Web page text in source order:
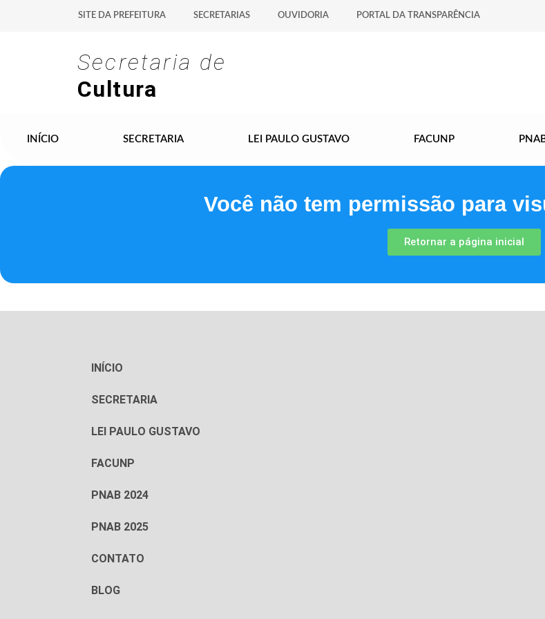
SITE DA PREFEITURA SECRETARIAS OUVIDORIA PORTAL DA TRANSPARÊNCIA
Secretaria de
Cultura
INÍCIO SECRETARIA LEI PAULO GUSTAVO FACUNP
Você não tem permissão para
Retornar a página inicial
INÍCIO
SECRETARIA
LEI PAULO GUSTAVO
FACUNP
PNAB 2024
PNAB 2025
CONTATO
BLOG